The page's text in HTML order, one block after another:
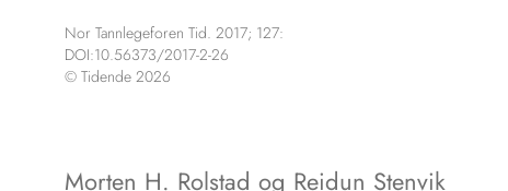
Nor Tannlegeforen Tid. 2017; 127:
DOI:10.56373/2017-2-26
© Tidende 2026
Morten H. Rolstad og Reidun Stenvik